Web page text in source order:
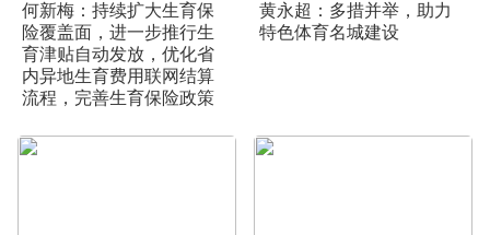
何新梅：持续扩大生育保
险覆盖面，进一步推行生
育津贴自动发放，优化省
内异地生育费用联网结算
流程，完善生育保险政策
黄永超：多措并举，助力
特色体育名城建设